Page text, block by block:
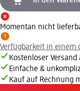
Momentan nicht
Verfügbarkeit in einem
Kostenloser
Einfache &
Kauf auf Rechnung